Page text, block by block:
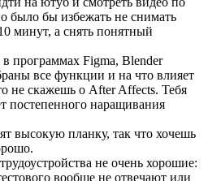
было бы избежать не снимать
минут, а снять понятный
программах Figma, Blender
все функции и на что влияет
не скажешь о After Affects. Тебя
постепенного наращивания
высокую планку, так что хочешь
не очень хорошие:
вообще не отвечают или